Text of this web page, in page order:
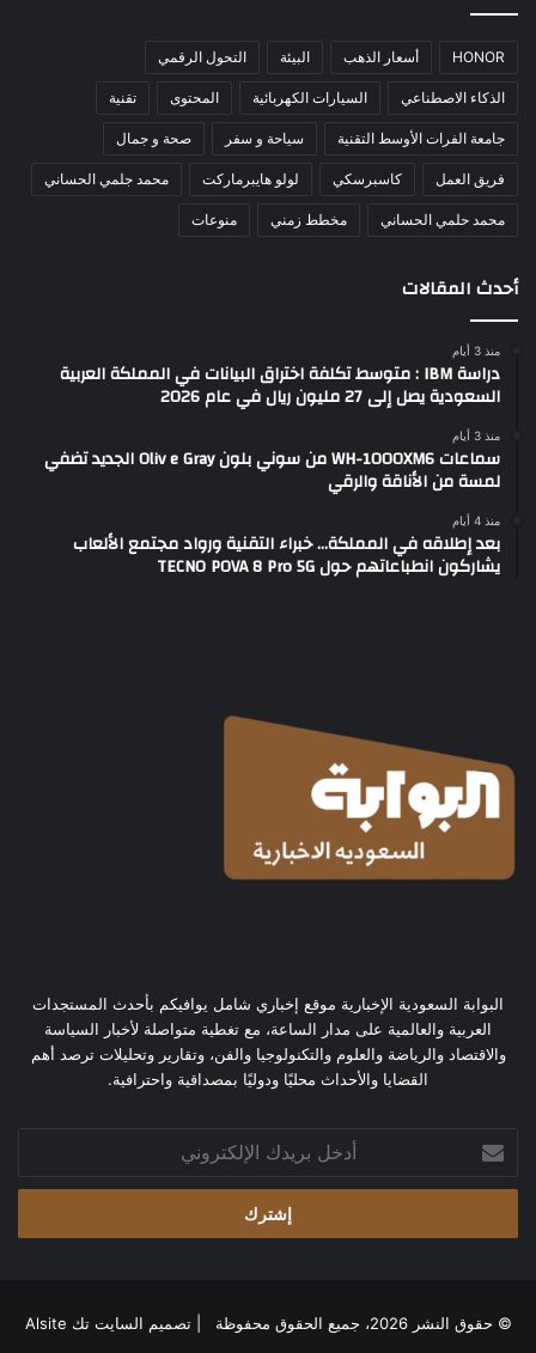
HONOR أسعار الذهب البيئة التحول الرقمي
الذكاء الاصطناعي السيارات الكهربائية المحتوى تقنية
جامعة الفرات الأوسط التقنية سياحة و سفر صحة و جمال
فريق العمل كاسبرسكي لولو هايبرماركت محمد جلمي الحساني
محمد حلمي الحساني مخطط زمني منوعات
أحدث المقالات
منذ 3 أيام
دراسة IBM : متوسط تكلفة اختراق البيانات في المملكة العربية
السعودية يصل إلى 27 مليون ريال في عام 2026
منذ 3 أيام
سماعات WH-1000XM6 من سوني بلون Oliv e Gray الجديد تضفي
لمسة من الأناقة والرقي
منذ 4 أيام
بعد إطلاقه في المملكة… خبراء التقنية ورواد مجتمع الألعاب
يشاركون انطباعاتهم حول TECNO POVA 8 Pro 5G
البوابة السعودية الإخبارية موقع إخباري شامل يوافيكم بأحدث المستجدات
العربية والعالمية على مدار الساعة، مع تغطية متواصلة لأخبار السياسة
والاقتصاد والرياضة والعلوم والتكنولوجيا والفن، وتقارير وتحليلات ترصد أهم
القضايا والأحداث محليًا ودوليًا بمصداقية واحترافية.
بريدك
الإلكتروني
© حقوق النشر 2026، جميع الحقوق محفوظة | تصميم
السايت تك Alsite